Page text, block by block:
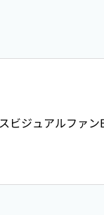
ビジュアルファ